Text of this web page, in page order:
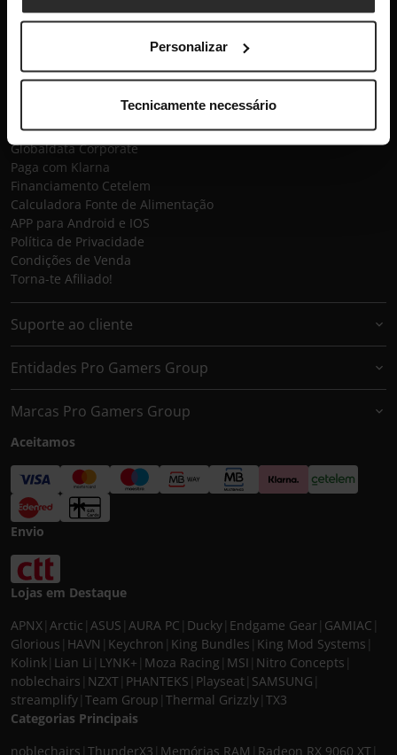
Personalizar
Tecnicamente necessário
Globaldata
Sobre a Globaldata
Recrutamento
Globaldata Corporate
Paga com Klarna
Financiamento Cetelem
Calculadora Fonte de Alimentação
APP para Android e IOS
Política de Privacidade
Condições de Venda
Torna-te Afiliado!
Suporte ao cliente
Entidades Pro Gamers Group
Marcas Pro Gamers Group
Aceitamos
Envio
Lojas em Destaque
APNX Arctic ASUS AURA PC Ducky Endgame Gear GAMIAC
Glorious HAVN Keychron King Bundles King Mod Systems
Kolink Lian Li LYNK+ Moza Racing MSI Nitro Concepts
noblechairs NZXT PHANTEKS Playseat SAMSUNG
streamplify Team Group Thermal Grizzly TX3
Categorias Principais
noblechairs ThunderX3 Memórias RAM Radeon RX 9060 XT